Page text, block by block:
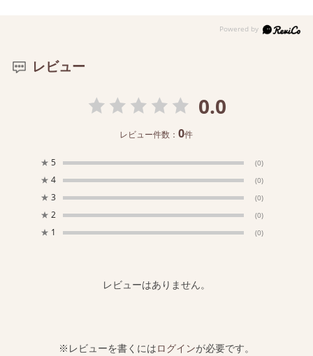
レビュー
0.0
レビュー件数：0件
★ 5 (0)
★ 4 (0)
★ 3 (0)
★ 2 (0)
★ 1 (0)
レビューはありません。
※レビューを書くにはログインが必要です。